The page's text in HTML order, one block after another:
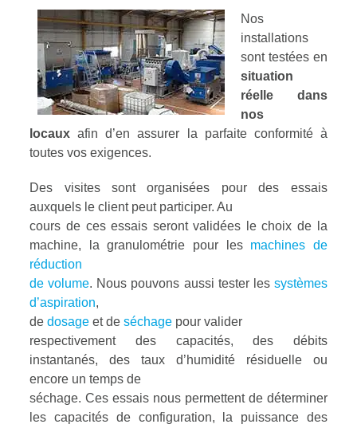
Nos
installations
sont testées en
situation
réelle dans
nos
locaux afin d’en assurer la parfaite conformité à
toutes vos exigences.
Des visites sont organisées pour des essais
auxquels le client peut participer. Au
cours de ces essais seront validées le choix de la
machine, la granulométrie pour les machines de
réduction
de volume. Nous pouvons aussi tester les systèmes
d’aspiration,
dedosage et deséchage pour valider
respectivement des capacités, des débits
instantanés, des taux d’humidité résiduelle ou
encore un temps de
séchage. Ces essais nous permettent de déterminer
les capacités de configuration, la puissance des